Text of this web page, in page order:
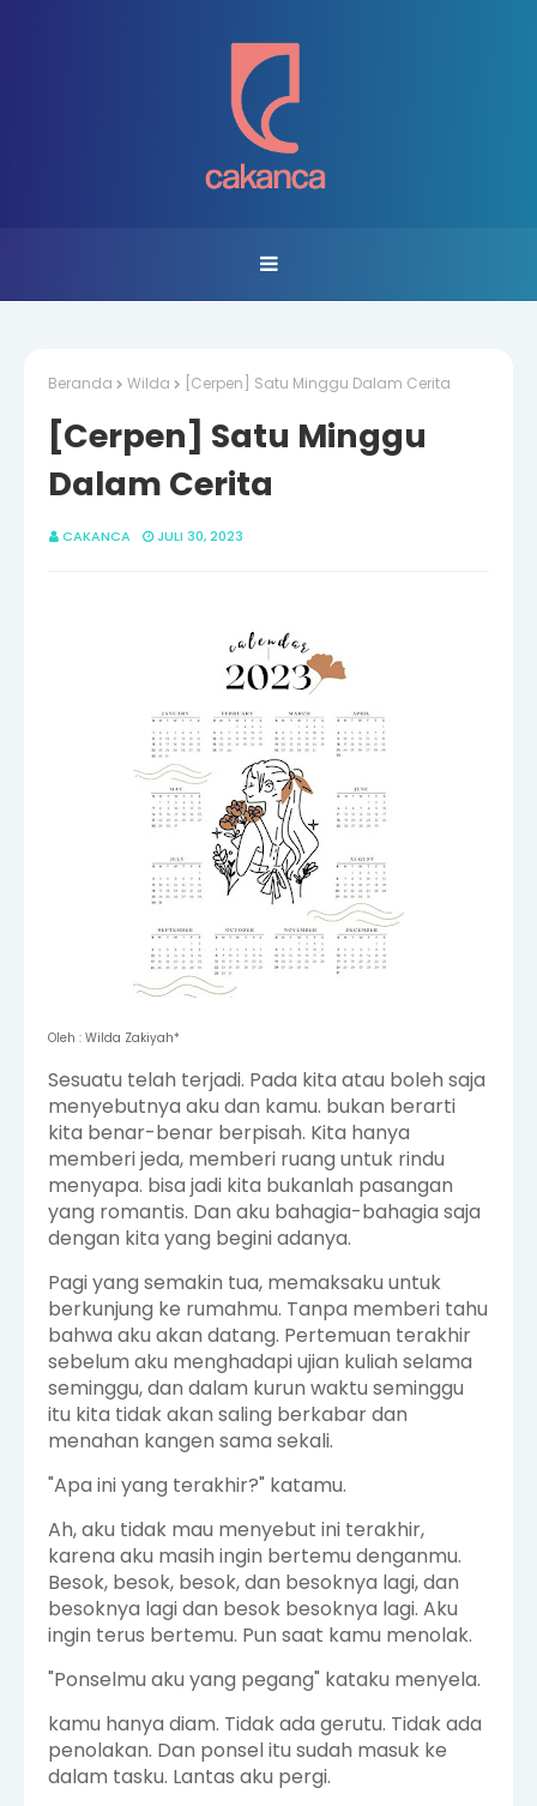
Beranda Wilda [Cerpen] Satu Minggu Dalam Cerita
[Cerpen] Satu Minggu
Dalam Cerita
CAKANCA JULI 30, 2023
Oleh : Wilda Zakiyah*
Sesuatu telah terjadi. Pada kita atau boleh saja
menyebutnya aku dan kamu. bukan berarti
kita benar-benar berpisah. Kita hanya
memberi jeda, memberi ruang untuk rindu
menyapa. bisa jadi kita bukanlah pasangan
yang romantis. Dan aku bahagia-bahagia saja
dengan kita yang begini adanya.
Pagi yang semakin tua, memaksaku untuk
berkunjung ke rumahmu. Tanpa memberi tahu
bahwa aku akan datang. Pertemuan terakhir
sebelum aku menghadapi ujian kuliah selama
seminggu, dan dalam kurun waktu seminggu
itu kita tidak akan saling berkabar dan
menahan kangen sama sekali.
"Apa ini yang terakhir?" katamu.
Ah, aku tidak mau menyebut ini terakhir,
karena aku masih ingin bertemu denganmu.
Besok, besok, besok, dan besoknya lagi, dan
besoknya lagi dan besok besoknya lagi. Aku
ingin terus bertemu. Pun saat kamu menolak.
"Ponselmu aku yang pegang" kataku menyela.
kamu hanya diam. Tidak ada gerutu. Tidak ada
penolakan. Dan ponsel itu sudah masuk ke
dalam tasku. Lantas aku pergi.